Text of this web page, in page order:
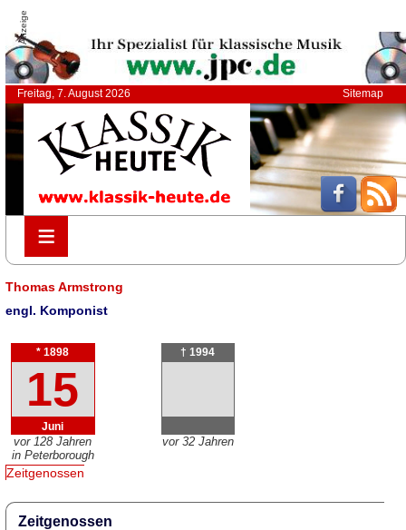
Anzeige
Freitag, 7. August 2026 Sitemap
≡
≡
Thomas Armstrong
engl. Komponist
* 1898
15
Juni
vor 128 Jahren
in Peterborough
† 1994
vor 32 Jahren
Zeitgenossen
Zeitgenossen